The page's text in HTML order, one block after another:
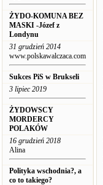
ŻYDO-KOMUNA BEZ
MASKI -Józef z
Londynu
31 grudzień 2014
www.polskawalczaca.com
Sukces PiS w Brukseli
3 lipiec 2019
ŻYDOWSCY
MORDERCY
POLAKÓW
16 grudzień 2018
Alina
Polityka wschodnia?, a
co to takiego?